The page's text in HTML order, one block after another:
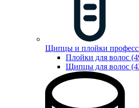
Щипцы и плойки
Плойки для волос
Щипцы для волос